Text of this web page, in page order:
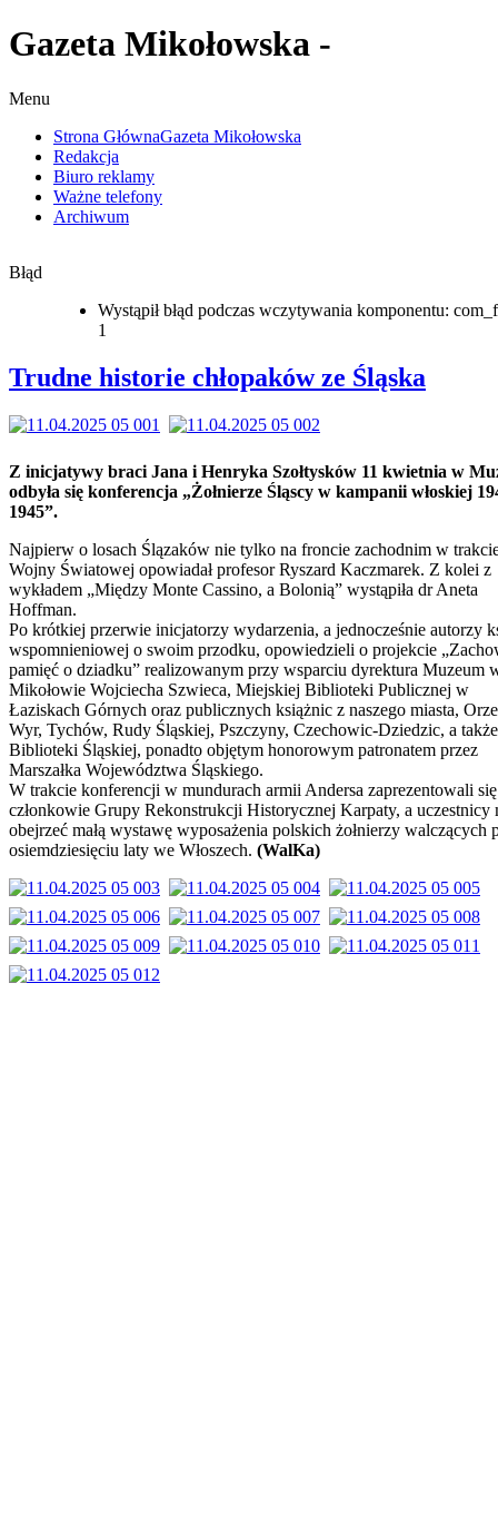
Gazeta Mikołowska -
Menu
Strona GłównaGazeta Mikołowska
Redakcja
Biuro reklamy
Ważne telefony
Archiwum
Błąd
Wystąpił błąd podczas wczytywania komponentu:
1
Trudne historie chłopaków ze Śląska
Z inicjatywy braci Jana i Henryka Szołtysków 11 kwietnia w
odbyła się konferencja „Żołnierze Śląscy w kampanii włoskiej
1945”.
Najpierw o losach Ślązaków nie tylko na froncie zachodnim w
Wojny Światowej opowiadał profesor Ryszard Kaczmarek. Z kolei z
wykładem „Między Monte Cassino, a Bolonią” wystąpiła dr Aneta
Hoffman.
Po krótkiej przerwie inicjatorzy wydarzenia, a jednocześnie autorzy
wspomnieniowej o swoim przodku, opowiedzieli o projekcie
pamięć o dziadku” realizowanym przy wsparciu dyrektura Muzeum
Mikołowie Wojciecha Szwieca, Miejskiej Biblioteki Publicznej w
Łaziskach Górnych oraz publicznych książnic z naszego miasta,
Wyr, Tychów, Rudy Śląskiej, Pszczyny, Czechowic-Dziedzic, a także
Biblioteki Śląskiej, ponadto objętym honorowym patronatem przez
Marszałka Województwa Śląskiego.
W trakcie konferencji w mundurach armii Andersa zaprezentowali
członkowie Grupy Rekonstrukcji Historycznej Karpaty, a uczestnicy
obejrzeć małą wystawę wyposażenia polskich żołnierzy walczących
osiemdziesięciu laty we Włoszech. (WalKa)